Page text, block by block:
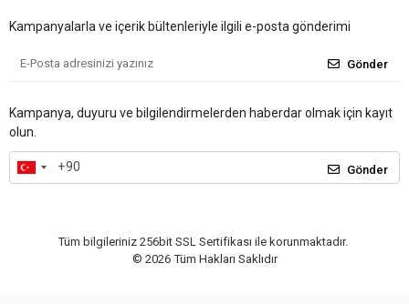
Kampanyalarla ve içerik bültenleriyle ilgili e-posta gönderimi
Gönder
Kampanya, duyuru ve bilgilendirmelerden haberdar olmak için kayıt
olun.
Gönder
Tüm bilgileriniz 256bit SSL Sertifikası ile korunmaktadır.
© 2026 Tüm Hakları Saklıdır